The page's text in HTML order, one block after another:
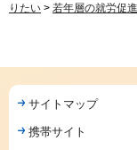
りたい > 若年層の就労促進
サイトマップ
携帯サイト